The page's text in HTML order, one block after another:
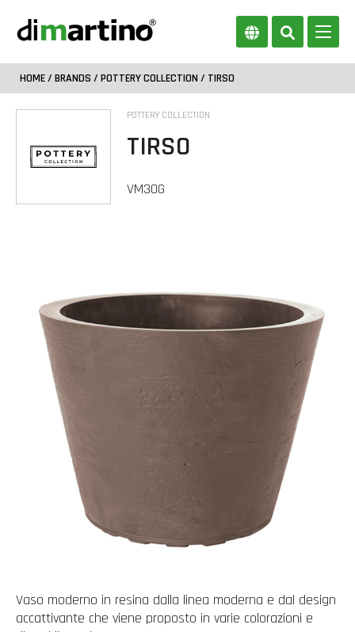
HOME/ BRANDS / POTTERY COLLECTION / TIRSO
POTTERY COLLECTION
TIRSO
VM30G
Vaso moderno in resina dalla linea moderna e dal design
accattivante che viene proposto in varie colorazioni e